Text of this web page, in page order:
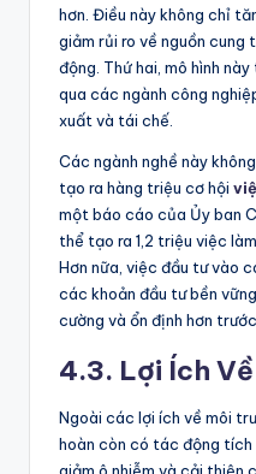
hơn. Điều này không chỉ
giảm rủi ro về nguồn cung
động. Thứ hai, mô hình
qua các ngành công
xuất và tái chế.
Các ngành nghề này
tạo ra hàng triệu cơ hội
một báo cáo của Ủy ban
thể tạo ra 1,2 triệu việc
Hơn nữa, việc đầu tư vào
các khoản đầu tư bền
cường và ổn định hơn
4.3. Lợi Ích
Ngoài các lợi ích về môi
hoàn còn có tác động tích